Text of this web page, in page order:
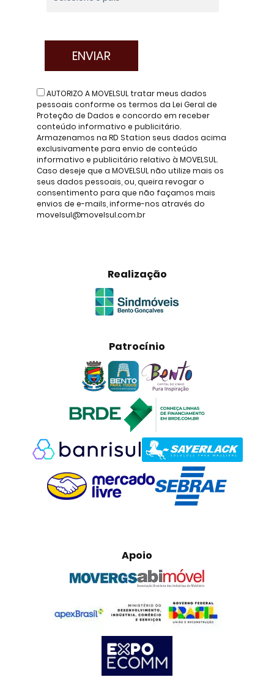
AUTORIZO A MOVELSUL tratar meus dados
pessoais conforme os termos da Lei Geral de
Proteção de Dados e concordo em receber
conteúdo informativo e publicitário.
Armazenamos na RD Station seus dados acima
exclusivamente para envio de conteúdo
informativo e publicitário relativo à MOVELSUL.
Caso deseje que a MOVELSUL não utilize mais os
seus dados pessoais, ou, queira revogar o
consentimento para que não façamos mais
envios de e-mails, informe-nos através do
movelsul@movelsul.com.br
Realização
Patrocínio
Apoio